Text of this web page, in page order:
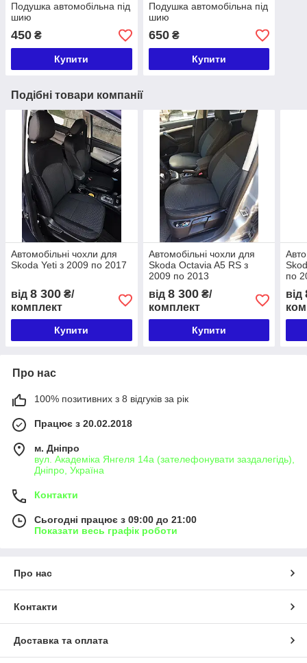
Подушка автомобільна під
шию
450 ₴
Купити
Подушка автомобільна під
шию
650₴
Купити
Подібні товари компанії
Автомобільні чохли для
Skoda Yeti з 2009 по 2017
від 8 300 ₴/
комплект
Купити
Автомобільні чохли для
Skoda Octavia A5 RS з
2009 по 2013
від 8 300₴/
комплект
Купити
по
від
Про нас
100% позитивних з 8 відгуків за рік
Працює з 20.02.2018
м. Дніпро
вул. Академіка Янгеля 14а (зателефонувати заздалегідь),
Дніпро, Україна
Контакти
Сьогодні працює з 09:00 до 21:00
Показати весь графік роботи
Про нас
Контакти
Доставка та оплата